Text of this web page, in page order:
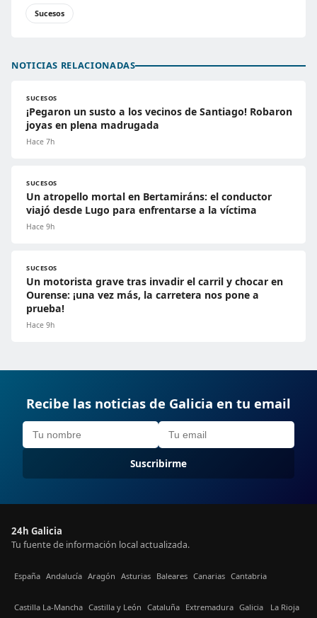
Sucesos
NOTICIAS RELACIONADAS
SUCESOS
¡Pegaron un susto a los vecinos de Santiago! Robaron
joyas en plena madrugada
Hace 7h
SUCESOS
Un atropello mortal en Bertamiráns: el conductor
viajó desde Lugo para enfrentarse a la víctima
Hace 9h
SUCESOS
Un motorista grave tras invadir el carril y chocar en
Ourense: ¡una vez más, la carretera nos pone a
prueba!
Hace 9h
Recibe las noticias de Galicia en tu email
Suscribirme
24h Galicia
Tu fuente de información local actualizada.
España Andalucía Aragón Asturias Baleares Canarias Cantabria
Castilla La-Mancha Castilla y León Cataluña Extremadura Galicia La Rioja